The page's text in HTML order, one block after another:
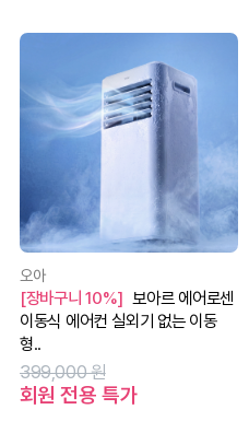
오아
[장바구니 10%] 보아르 에어로센
이동식 에어컨 실외기 없는 이동
형..
399,000 원
회원 전용 특가